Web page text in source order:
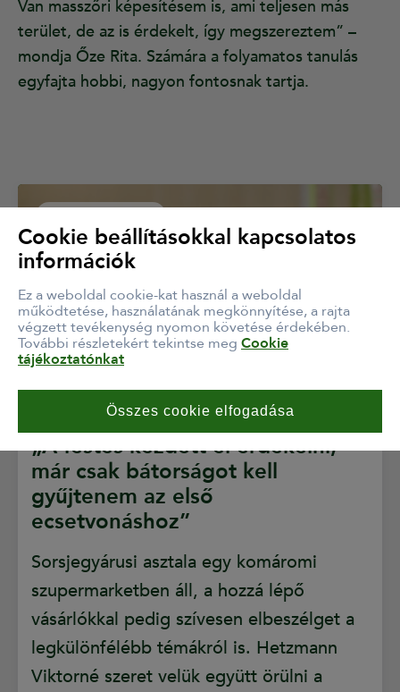
Van masszőri képesítésem is, ami teljesen más
terület, de az is érdekelt, így megszereztem” –
mondja Őze Rita. Számára a folyamatos tanulás
egyfajta hobbi, nagyon fontosnak tartja.
„A festés kezdett el érdekelni,
már csak bátorságot kell
gyűjtenem az első
ecsetvonáshoz”
Sorsjegyárusi asztala egy komáromi
szupermarketben áll, a hozzá lépő
vásárlókkal pedig szívesen elbeszélget a
legkülönfélébb témákról is. Hetzmann
Viktorné szeret velük együtt örülni a
Cookie beállításokkal kapcsolatos
információk
Ez a weboldal cookie-kat használ a weboldal
működtetése, használatának megkönnyítése, a rajta
végzett tevékenység nyomon követése érdekében.
További részletekért tekintse meg Cookie
tájékoztatónkat
Összes cookie elfogadása